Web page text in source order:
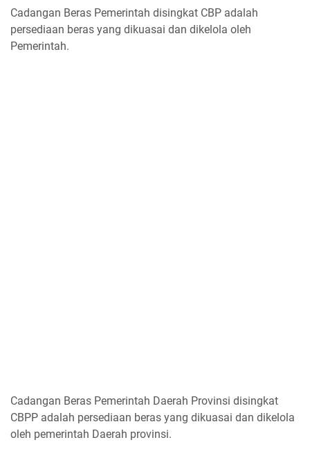
Cadangan Beras Pemerintah disingkat CBP adalah
persediaan beras yang dikuasai dan dikelola oleh
Pemerintah.
Cadangan Beras Pemerintah Daerah Provinsi disingkat
CBPP adalah persediaan beras yang dikuasai dan dikelola
oleh pemerintah Daerah provinsi.